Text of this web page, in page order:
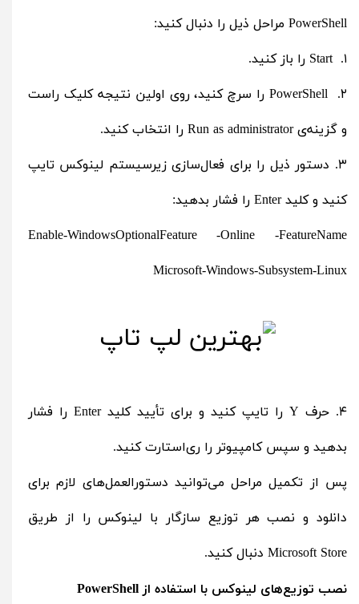
PowerShell مراحل ذیل را دنبال کنید:
۱. Start را باز کنید.
۲. PowerShell را سرچ کنید، روی اولین نتیجه کلیک راست
و گزینه‌ی Run as administrator را انتخاب کنید.
۳. دستور ذیل را برای فعال‌سازی زیرسیستم لینوکس تایپ
کنید و کلید Enter را فشار بدهید:
Enable-WindowsOptionalFeature -Online -FeatureName
Microsoft-Windows-Subsystem-Linux
۴. حرف Y را تایپ کنید و برای تأیید کلید Enter را فشار
بدهید و سپس کامپیوتر را ری‌استارت کنید.
پس از تکمیل مراحل می‌توانید دستورالعمل‌های لازم برای
دانلود و نصب هر توزیع سازگار با لینوکس را از طریق
Microsoft Store دنبال کنید.
نصب توزیع‌های لینوکس با استفاده از PowerShell